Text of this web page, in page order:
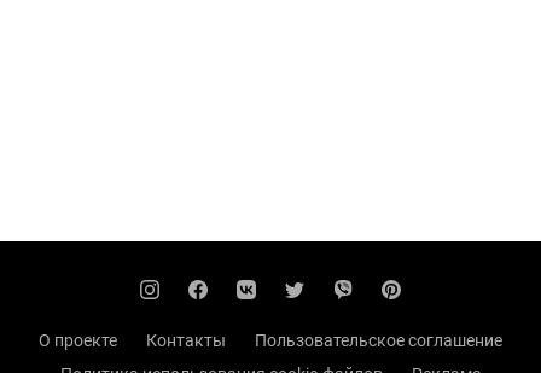
О проекте Контакты
Пользовательское соглашение